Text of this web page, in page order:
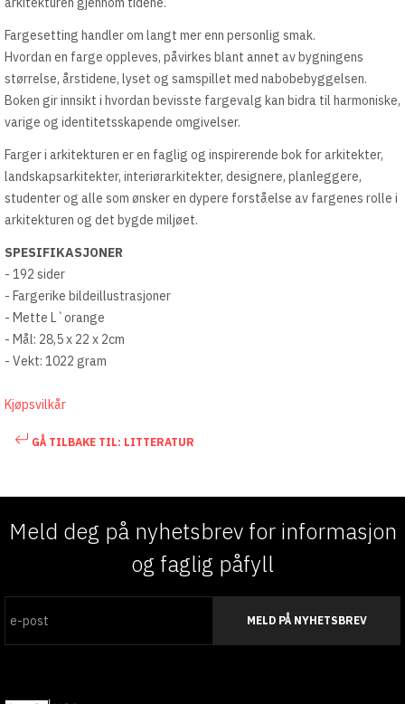
Fargesetting handler om langt mer enn personlig smak.
Hvordan en farge oppleves, påvirkes blant annet av bygningens
størrelse, årstidene, lyset og samspillet med nabobebyggelsen.
Boken gir innsikt i hvordan bevisste fargevalg kan bidra til harmoniske,
varige og identitetsskapende omgivelser.
Farger i arkitekturen er en faglig og inspirerende bok for arkitekter,
landskapsarkitekter, interiørarkitekter, designere, planleggere,
studenter og alle som ønsker en dypere forståelse av fargenes rolle i
arkitekturen og det bygde miljøet.
SPESIFIKASJONER
- 192 sider
- Fargerike bildeillustrasjoner
- Mette L`orange
- Mål: 28,5 x 22 x 2cm
- Vekt: 1022 gram
Kjøpsvilkår
GÅ TILBAKE TIL: LITTERATUR
Meld deg på nyhetsbrev for informasjon
og faglig påfyll
MELD PÅ NYHETSBREV